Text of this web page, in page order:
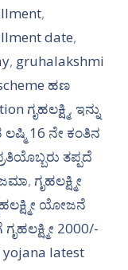
,
date,
, gruhalakshmi
ಹಣ
ಗೃಹಲಕ್ಷ್ಮಿ, ಇನ್ನು
ಲಷ್ಮಿ 16 ನೇ ಕಂತಿನ
ತಪ್ಪದೆ
ಜಮಾ, ಗೃಹಲಕ್ಷ್ಮೀ
ಯೋಜನೆ
2000/-
latest